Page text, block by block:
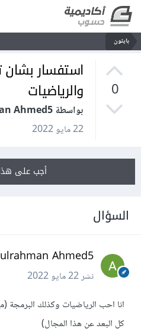
بايثون
0
استفسار بشان
والرياضيات
بواسطة Abdulrahman Ahmed5
22 مايو 2022
أجب على
السؤال
Ahmed5
نشر22 مايو 2022
انا احب الرياضيات وكذلك
كل البعد عن هذا المجال)